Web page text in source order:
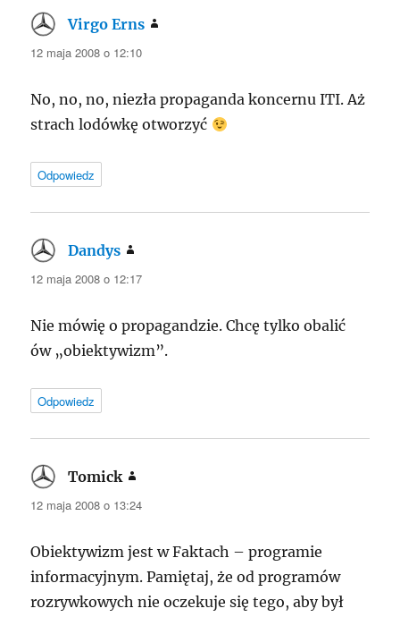
Virgo Erns
12 maja 2008 o 12:10
No, no, no, niezła propaganda koncernuITI. Aż
strach lodówkę otworzyć
Odpowiedz
Dandys
12 maja 2008 o 12:17
Nie mówię o propagandzie. Chcę tylko obalić
ów „obiektywizm”.
Odpowiedz
Tomick
12 maja 2008 o 13:24
Obiektywizm jest w Faktach – programie
informacyjnym. Pamiętaj, że od programów
rozrywkowych nie oczekuje się tego, aby był